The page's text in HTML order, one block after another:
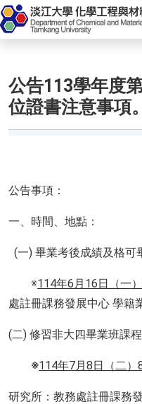
公告113學年度
位證書注意事項。
公告事項：
一、時間、地點：
(一) 畢業考後成績及格可
※114年6月 16日（一）
處註冊課務發展中心 學籍
(二) 修習非大四畢業班課
※114年7月8日（二）
研究所：教務處註冊課務